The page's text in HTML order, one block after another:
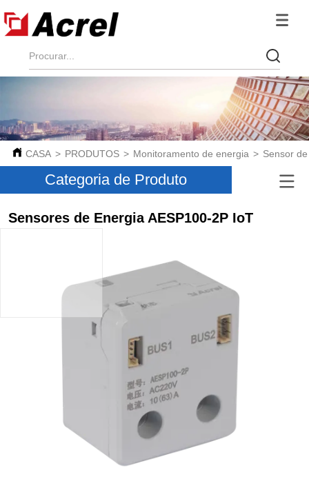
CASA > PRODUTOS > Monitoramento de energia > Sensor
Categoria de Produto
Sensores de Energia AESP100-2P IoT